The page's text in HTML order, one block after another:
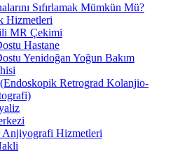
Sıfırlamak Mümkün Mü?
Hizmetleri
MR Çekimi
Hastane
Yenidoğan Yoğun Bakım
Retrograd Kolanjio-
Anjiyografi Hizmetleri